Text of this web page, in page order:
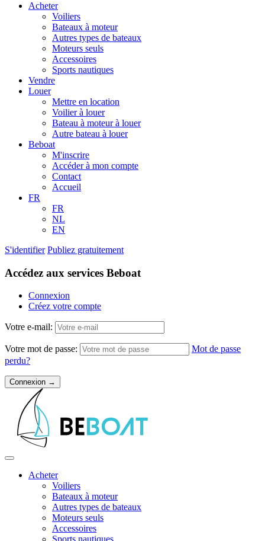
Acheter
Voiliers
Bateaux à moteur
Autres types de bateaux
Moteurs seuls
Accessoires
Sports nautiques
Vendre
Louer
Mettre en location
Voilier à louer
Bateau à moteur à louer
Autre bateau à louer
Beboat
M'inscrire
Accéder à mon compte
Contact
Accueil
FR
FR
NL
EN
S'identifier Publiez gratuitement
Accédez aux services Beboat
Connexion
Créez votre compte
Votre e-mail:
Votre mot de passe:
Mot de passe
perdu?
Acheter
Voiliers
Bateaux à moteur
Autres types de bateaux
Moteurs seuls
Accessoires